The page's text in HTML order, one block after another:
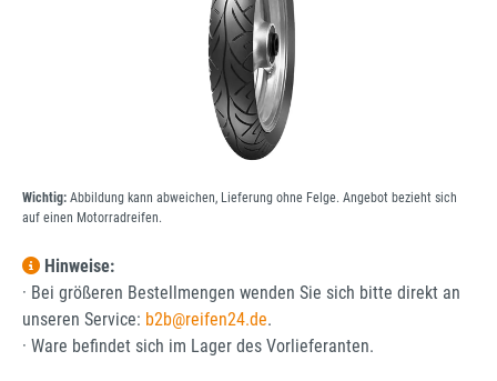
Wichtig: Abbildung kann abweichen, Lieferung ohne Felge. Angebot bezieht sich
auf einen Motorradreifen.
Hinweise:
· Bei größeren Bestellmengen wenden Sie sich bitte direkt an
unseren Service: b2b@reifen24.de.
· Ware befindet sich im Lager des Vorlieferanten.